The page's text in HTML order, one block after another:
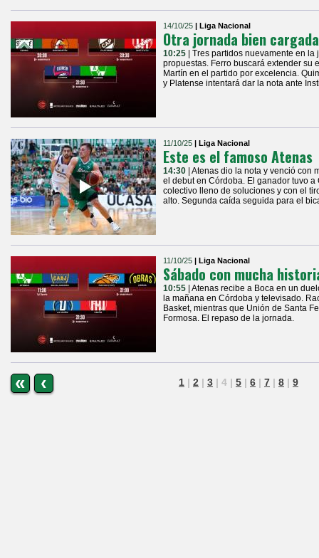
14/10/25 | Liga Nacional
Otra jornada bien cargada
10:25
| Tres partidos nuevamente en
propuestas. Ferro buscará extender su
Martín en el partido por excelencia.
y Platense intentará dar la nota ante
11/10/25 | Liga Nacional
Este es el famoso Atenas
14:30 | Atenas dio la nota y venció con
el debut en Córdoba. El ganador tuvo
colectivo lleno de soluciones y con el
alto. Segunda caída seguida para el
11/10/25 | Liga Nacional
Sábado con mucha
10:55 | Atenas recibe a Boca en un
la mañana en Córdoba y televisado.
Basket, mientras que Unión de Santa
Formosa. El repaso de la jornada.
« ‹ 1 | 2 | 3 | 4 | 5 | 6 | 7 | 8 | 9